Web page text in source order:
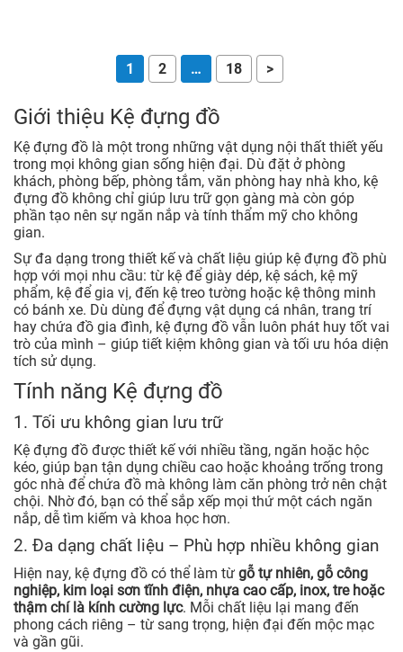
1 2 … 18 >
Giới thiệu Kệ đựng đồ
Kệ đựng đồ là một trong những vật dụng nội thất thiết yếu
trong mọi không gian sống hiện đại. Dù đặt ở phòng
khách, phòng bếp, phòng tắm, văn phòng hay nhà kho, kệ
đựng đồ không chỉ giúp lưu trữ gọn gàng mà còn góp
phần tạo nên sự ngăn nắp và tính thẩm mỹ cho không
gian.
Sự đa dạng trong thiết kế và chất liệu giúp kệ đựng đồ phù
hợp với mọi nhu cầu: từ kệ để giày dép, kệ sách, kệ mỹ
phẩm, kệ để gia vị, đến kệ treo tường hoặc kệ thông minh
có bánh xe. Dù dùng để đựng vật dụng cá nhân, trang trí
hay chứa đồ gia đình, kệ đựng đồ vẫn luôn phát huy tốt vai
trò của mình – giúp tiết kiệm không gian và tối ưu hóa diện
tích sử dụng.
Tính năng Kệ đựng đồ
1. Tối ưu không gian lưu trữ
Kệ đựng đồ được thiết kế với nhiều tầng, ngăn hoặc hộc
kéo, giúp bạn tận dụng chiều cao hoặc khoảng trống trong
góc nhà để chứa đồ mà không làm căn phòng trở nên chật
chội. Nhờ đó, bạn có thể sắp xếp mọi thứ một cách ngăn
nắp, dễ tìm kiếm và khoa học hơn.
2. Đa dạng chất liệu – Phù hợp nhiều không gian
Hiện nay, kệ đựng đồ có thể làm từ gỗ tự nhiên, gỗ công
nghiệp, kim loại sơn tĩnh điện, nhựa cao cấp, inox, tre hoặc
thậm chí là kính cường lực. Mỗi chất liệu lại mang đến
phong cách riêng – từ sang trọng, hiện đại đến mộc mạc
và gần gũi.